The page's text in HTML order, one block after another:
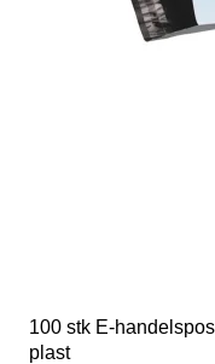
100 stk E-
plast